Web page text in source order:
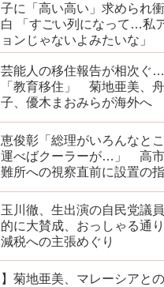
子に「高い高い」求められ
白 「すごい列になって…私
ョンじゃないよみたいな」
芸能人の移住報告が相次
「教育移住」 菊地亜美、
子、優木まおみらが海外へ
恵俊彰「総理がいろんなと
運べばクーラーが…」 高市
難所への視察直前に設置の
玉川徹、生出演の自民党議
的に大賛成、おっしゃる通
減税への主張めぐり
】菊地亜美、マレーシアと